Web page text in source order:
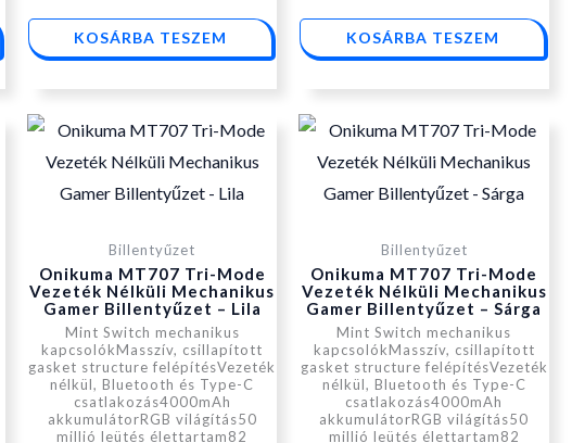
KOSÁRBA TESZEM KOSÁRBA TESZEM
Billentyűzet
Onikuma MT707 Tri-Mode
Vezeték Nélküli Mechanikus
Gamer Billentyűzet – Lila
Mint Switch mechanikus
kapcsolókMasszív, csillapított
gasket structure felépítésVezeték
nélkül, Bluetooth és Type-C
csatlakozás4000mAh
akkumulátorRGB világítás50
millió leütés élettartam82
Billentyűzet
Onikuma MT707 Tri-Mode
Vezeték Nélküli Mechanikus
Gamer Billentyűzet – Sárga
Mint Switch mechanikus
kapcsolókMasszív, csillapított
gasket structure felépítésVezeték
nélkül, Bluetooth és Type-C
csatlakozás4000mAh
akkumulátorRGB világítás50
millió leütés élettartam82